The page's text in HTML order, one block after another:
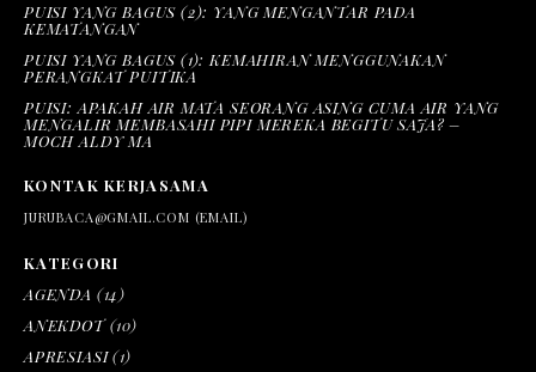
PUISI YANG BAGUS (2): YANG MENGANTAR PADA
KEMATANGAN
PUISI YANG BAGUS (1): KEMAHIRAN MENGGUNAKAN
PERANGKAT PUITIKA
PUISI: APAKAH AIR MATA SEORANG ASING CUMA AIR YANG
MENGALIR MEMBASAHI PIPI MEREKA BEGITU SAJA? –
MOCH ALDY MA
KONTAK KERJASAMA
JURUBACA@GMAIL.COM (EMAIL)
KATEGORI
AGENDA (14)
ANEKDOT(10)
APRESIASI(1)